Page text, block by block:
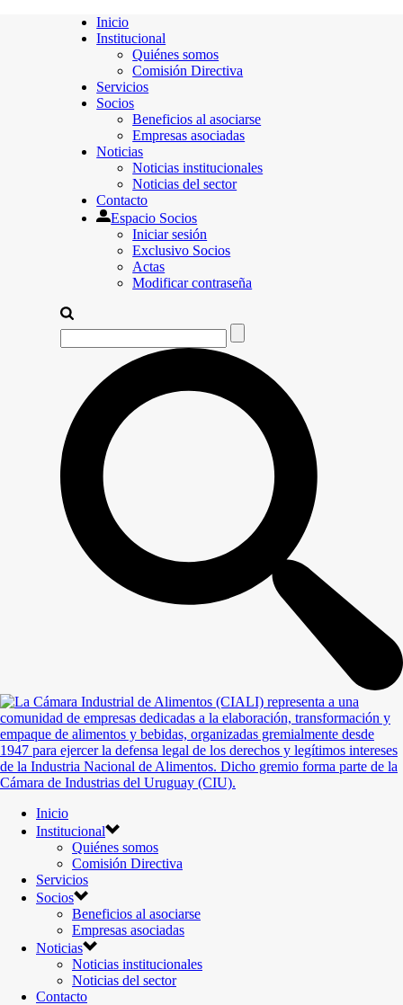
Inicio
Institucional
Quiénes somos
Comisión Directiva
Servicios
Socios
Beneficios al asociarse
Empresas asociadas
Noticias
Noticias institucionales
Noticias del sector
Contacto
Espacio Socios
Iniciar sesión
Exclusivo Socios
Actas
Modificar contraseña
Inicio
Institucional
Quiénes somos
Comisión Directiva
Servicios
Socios
Beneficios al asociarse
Empresas asociadas
Noticias
Noticias institucionales
Noticias del sector
Contacto